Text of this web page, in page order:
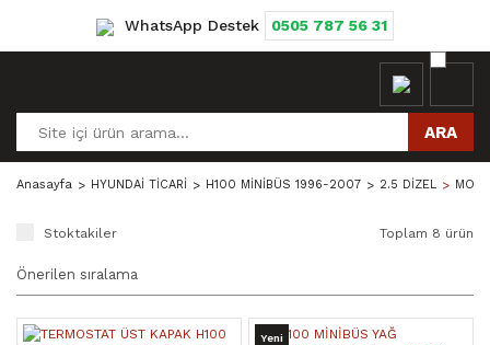
WhatsApp Destek 0505 787 56 31
ARA
Anasayfa HYUNDAİ TİCARİ H100 MİNİBÜS 1996-2007 2.5 DİZEL
Stoktakiler Toplam 8 ürün
Yeni